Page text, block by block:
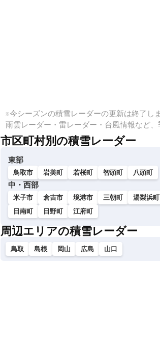
※今シーズンの積雪レーダーの更新は終了し
雨雲レーダー・雷レーダー・台風情報など
市区町村別の積雪レーダー
東部
鳥取市 岩美町 若桜町 智頭町 八頭町
中・西部
米子市 倉吉市 境港市 三朝町 湯梨浜町
日南町
日野町 江府町
周辺エリアの積雪レーダー
鳥取 島根 岡山 広島 山口